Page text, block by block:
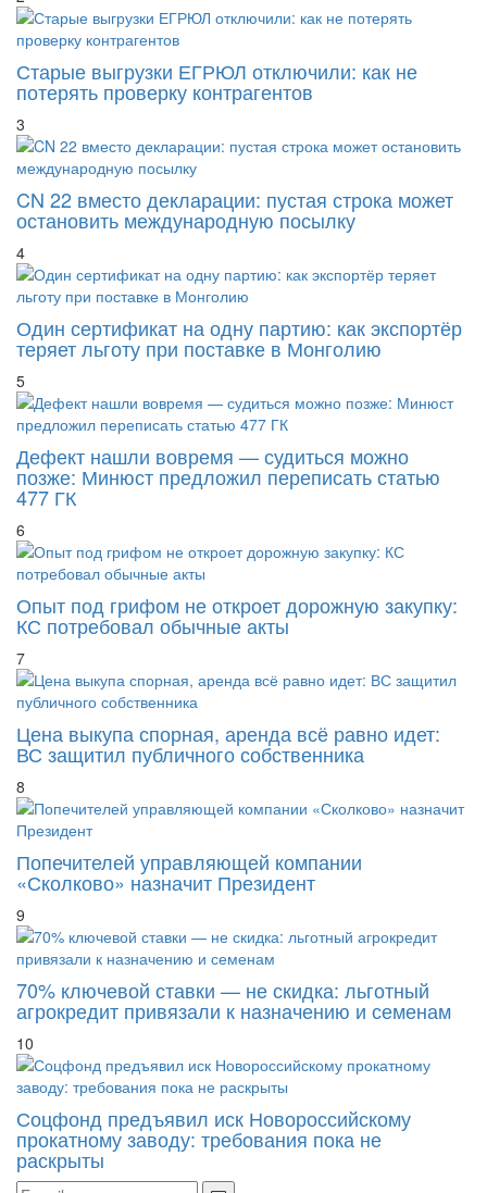
Старые выгрузки ЕГРЮЛ отключили: как не
потерять проверку контрагентов
3
CN 22 вместо декларации: пустая строка может
остановить международную посылку
4
Один сертификат на одну партию: как экспортёр
теряет льготу при поставке в Монголию
5
Дефект нашли вовремя — судиться можно
позже: Минюст предложил переписать статью
477 ГК
6
Опыт под грифом не откроет дорожную закупку:
КС потребовал обычные акты
7
Цена выкупа спорная, аренда всё равно идет:
ВС защитил публичного собственника
8
Попечителей управляющей компании
«Сколково» назначит Президент
9
70% ключевой ставки — не скидка: льготный
агрокредит привязали к назначению и семенам
10
Соцфонд предъявил иск Новороссийскому
прокатному заводу: требования пока не
раскрыты